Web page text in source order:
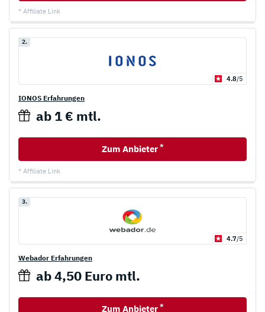
* Affiliate Link
2.
4.8/5
IONOS Erfahrungen
ab 1 € mtl.
Zum Anbieter *
* Affiliate Link
3.
4.7/5
Webador Erfahrungen
ab 4,50 Euro mtl.
Zum Anbieter *